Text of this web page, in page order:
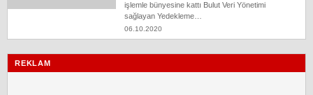
işlemle bünyesine kattı Bulut Veri Yönetimi
sağlayan Yedekleme…
06.10.2020
REKLAM